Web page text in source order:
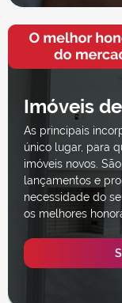
Imóveis
As principais
único lugar, para
imóveis novos.
lançamentos e
necessidade do
os melhores